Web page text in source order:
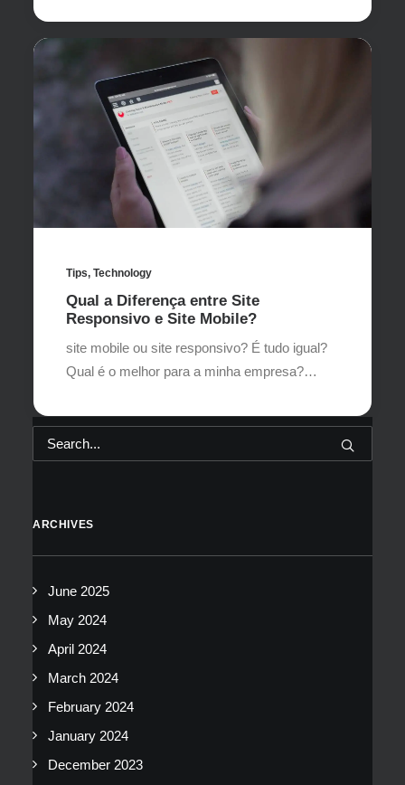
Tips, Technology
Qual a Diferença entre Site
Responsivo e Site Mobile?
site mobile ou site responsivo? É tudo igual?
Qual é o melhor para a minha empresa?…
ARCHIVES
June 2025
May 2024
April 2024
March 2024
February 2024
January 2024
December 2023